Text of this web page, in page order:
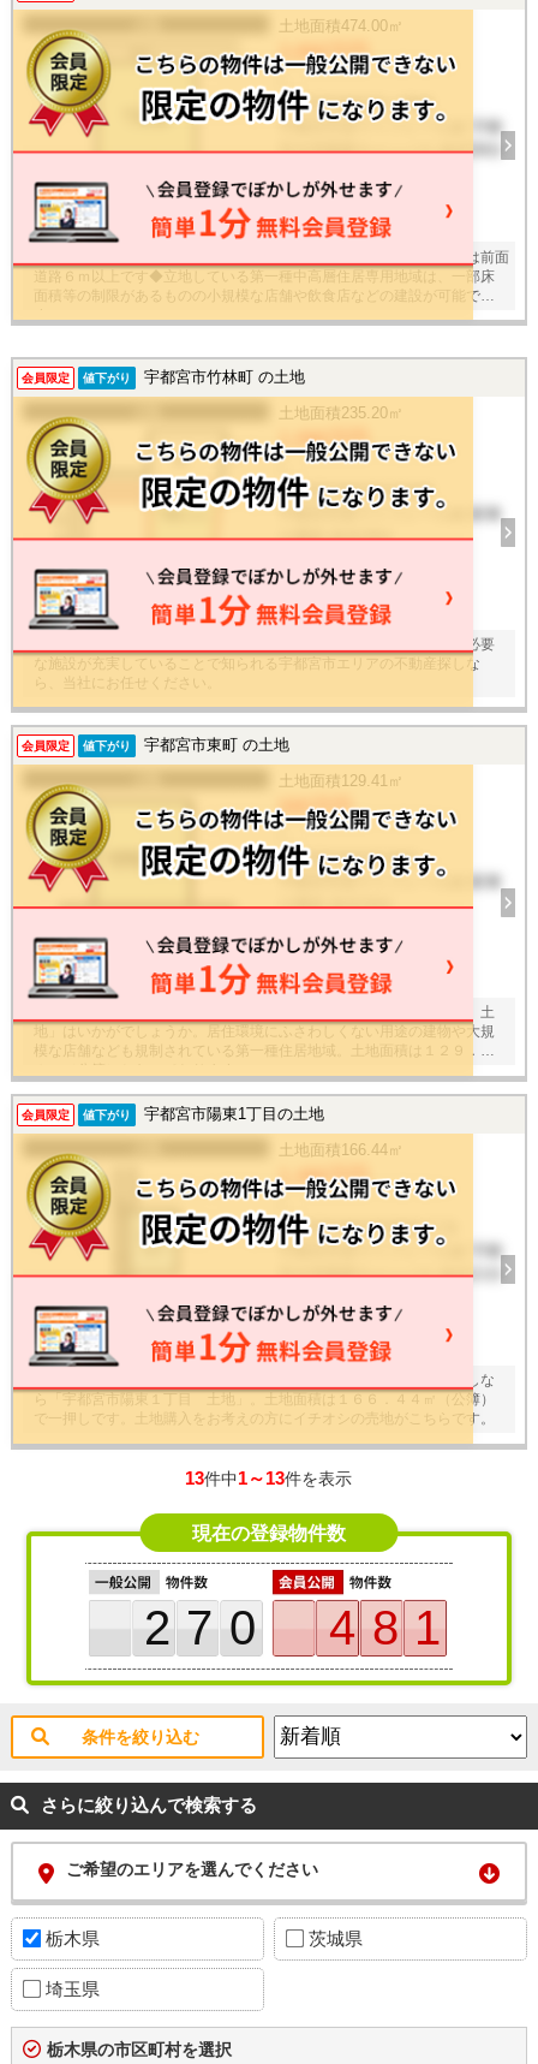
21
枚
土地面積474.00㎡
3,800万円
/ -
栃木県宇都宮市上野町
宇都宮芳賀ライトレール線 宇都
宮大学陽東キャンパス 徒歩58分
◆広さの心配がいらない土地面積４７４㎡（公簿）◆こちらの土地は前面
道路６ｍ以上です◆立地している第一種中高層住居専用地域は、一部床
面積等の制限があるものの小規模な店舗や飲食店などの建設が可能で
す。
会員限定 値下がり 宇都宮市竹林町 の土地
15
枚
土地面積 235.20㎡
1,090万円
/ -
栃木県宇都宮市竹林町
宇都宮芳賀ライトレール線 駅東
公園前 徒歩29分
土地面積は２３５．２㎡（公簿）でございます。自然環境や生活に必要
な施設が充実していることで知られる宇都宮市エリアの不動産探しな
ら、当社にお任せください。
会員限定 値下がり 宇都宮市東町 の土地
16
枚
土地面積 129.41㎡
595万円
/ -
栃木県宇都宮市東町
宇都宮芳賀ライトレール線 駅東
公園前 徒歩34分
宇都宮市エリアでの住まいなら、住み心地も快適な「宇都宮市東町 土
地」はいかがでしょうか。居住環境にふさわしくない用途の建物や大規
模な店舗なども規制されている第一種住居地域。土地面積は１２９．４
１㎡（公簿）となっております。
会員限定 値下がり 宇都宮市陽東1丁目の土地
14
枚
土地面積 166.44㎡
1,490万円
/ -
栃木県宇都宮市陽東1丁目
宇都宮芳賀ライトレール線 宇都
宮大学陽東キャンパス 徒歩11分
こだわりで選びたい方におすすめ。宇都宮市エリアで住まいをお探しな
ら「宇都宮市陽東１丁目 土地」。土地面積は１６６．４４㎡（公簿）
で一押しです。土地購入をお考えの方にイチオシの売地がこちらです。
13件中1～13件を表示
現在の登録物件数
270 481
条件を絞り込む
さらに絞り込んで検索する
ご希望のエリアを選んでください
栃木県 茨城県
埼玉県
栃木県の市区町村を選択